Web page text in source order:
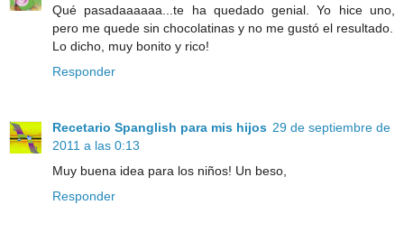
Qué pasadaaaaaa...te ha quedado genial. Yo hice uno,
pero me quede sin chocolatinas y no me gustó el resultado.
Lo dicho, muy bonito y rico!
Responder
Recetario Spanglish para mis hijos 29 de septiembre de
2011 a las 0:13
Muy buena idea para los niños! Un beso,
Responder